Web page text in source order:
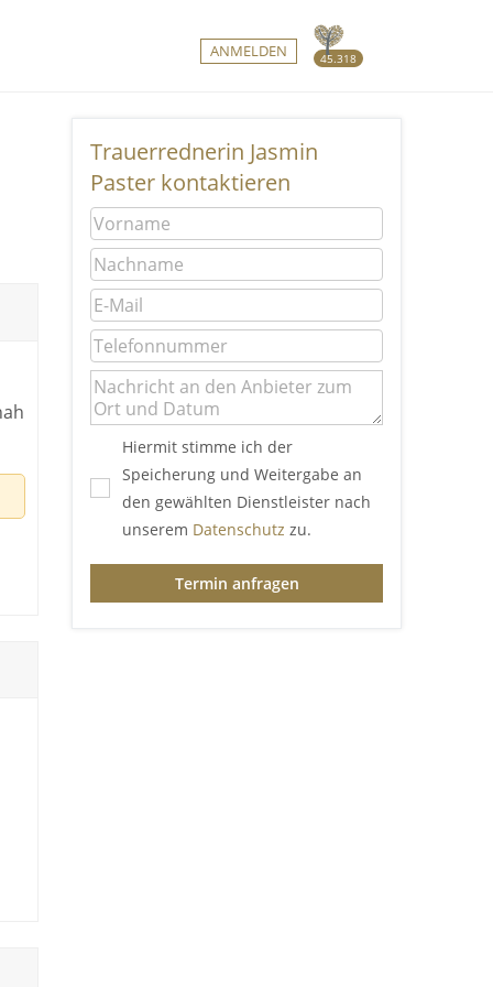
45.318
ANMELDEN
Trauerrednerin Jasmin
Paster kontaktieren
Hiermit stimme ich der
Speicherung und Weitergabe an
den gewählten Dienstleister nach
unserem Datenschutz zu.
Termin anfragen